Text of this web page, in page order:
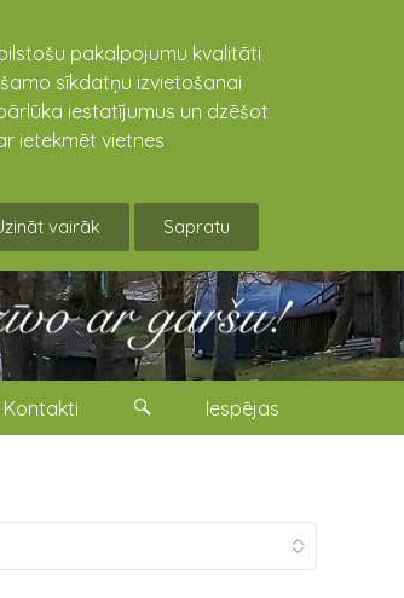
pakalpojumu kvalitāti
sīkdatņu izvietošanai
iestatījumus un dzēšot
ietekmēt vietnes
vairāk Sapratu
Kontakti Iespējas